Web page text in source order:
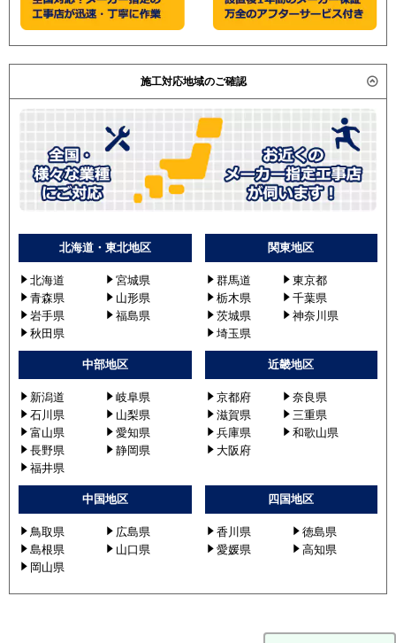
施工対応地域のご確認
北海道・東北地区
北海道
宮城県
青森県
山形県
岩手県
福島県
秋田県
関東地区
群馬道
東京都
栃木県
千葉県
茨城県
神奈川県
埼玉県
中部地区
新潟道
岐阜県
石川県
山梨県
富山県
愛知県
長野県
静岡県
福井県
近畿地区
京都府
奈良県
滋賀県
三重県
兵庫県
和歌山県
大阪府
中国地区
鳥取県
広島県
島根県
山口県
岡山県
四国地区
香川県
徳島県
愛媛県
高知県